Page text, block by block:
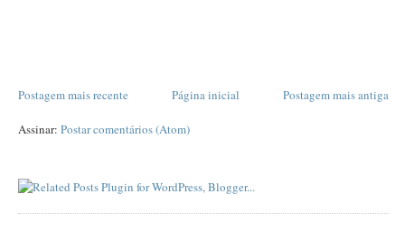
Postagem mais recente Postagem mais antiga
Página inicial
Assinar: Postar comentários (Atom)